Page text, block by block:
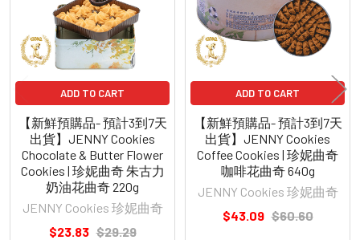
ADD TO CART
【新鮮預購品- 預計3到7天
出貨】JENNY Cookies
Chocolate & Butter Flower
Cookies | 珍妮曲奇 朱古力
奶油花曲奇 220g
JENNY Cookies 珍妮曲奇
$23.83 $29.29
ADD TO CART
【新鮮預購品- 預計3到7天
出貨】JENNY Cookies
Coffee Cookies | 珍妮曲奇
咖啡花曲奇 640g
JENNY Cookies 珍妮曲奇
$43.09 $60.60